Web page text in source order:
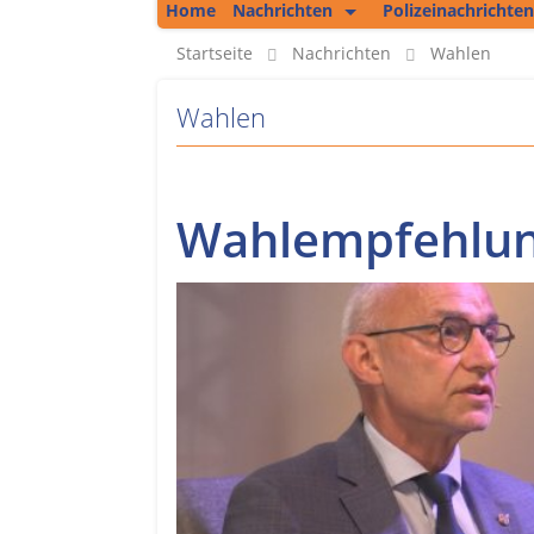
Home
Nachrichten
Kolumne
Unsere Podcasts
Polizeinachrichten
Startseite
Nachrichten Wahlen
Wahlen